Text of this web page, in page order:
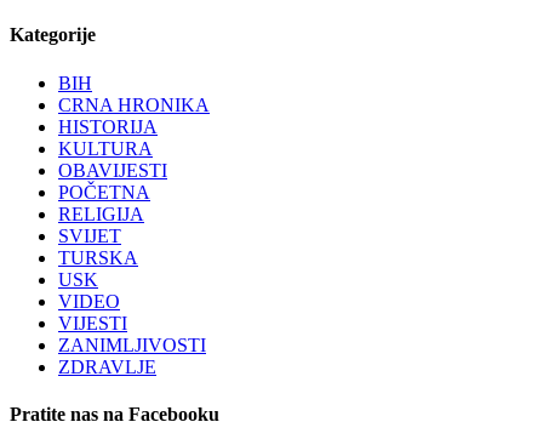
Kategorije
BIH
CRNA HRONIKA
HISTORIJA
KULTURA
OBAVIJESTI
POČETNA
RELIGIJA
SVIJET
TURSKA
USK
VIDEO
VIJESTI
ZANIMLJIVOSTI
ZDRAVLJE
Pratite nas na Facebooku